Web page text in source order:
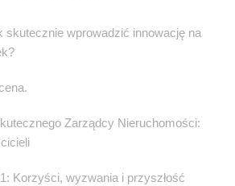
skutecznie wprowadzić innowację na
Zarządcy Nieruchomości:
Korzyści, wyzwania i przyszłość